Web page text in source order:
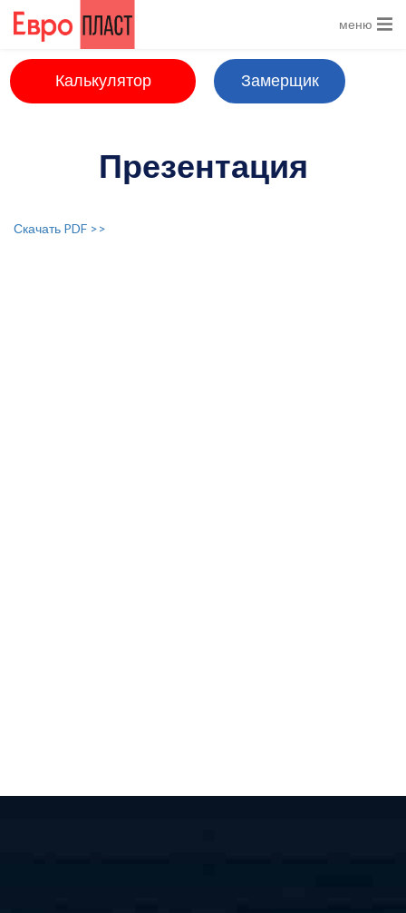
Перейти к основному содержанию
меню
Калькулятор Замерщик
Презентация
Скачать PDF >>